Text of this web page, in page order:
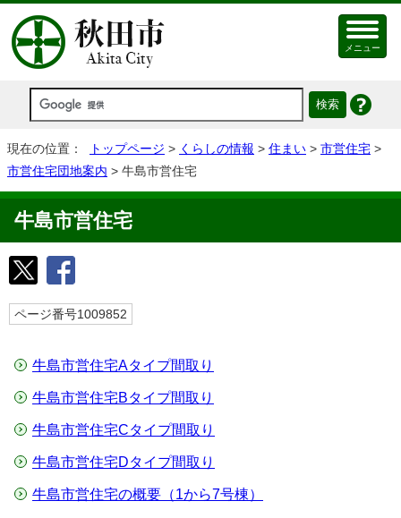
メニュー
現在の位置： トップページ > くらしの情報 > 住まい > 市営住宅 >
市営住宅団地案内 > 牛島市営住宅
牛島市営住宅
ページ番号1009852
牛島市営住宅Aタイプ間取り
牛島市営住宅Bタイプ間取り
牛島市営住宅Cタイプ間取り
牛島市営住宅Dタイプ間取り
牛島市営住宅の概要（1から7号棟）